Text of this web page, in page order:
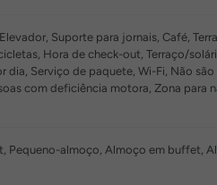
Suporte para jornais, Café,
Hora de check-out, Terraço/
Serviço de paquete, Wi-Fi, Não
com deficiência motora, Zona para
almoço, Almoço em buffet,